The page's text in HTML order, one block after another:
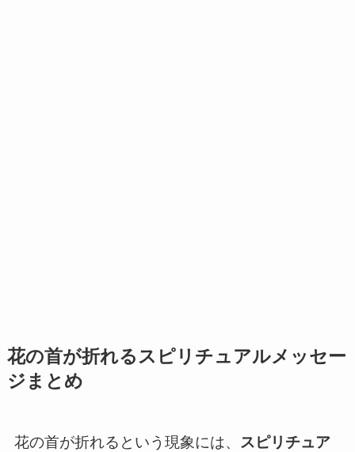
花の首が折れるスピリチュアルメッセー
ジまとめ
花の首が折れるという現象には、 スピリチュア